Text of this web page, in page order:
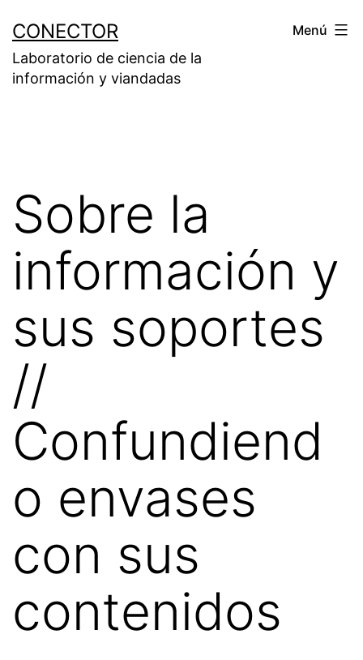
contenido
CONECTOR
Laboratorio de ciencia de la
información y viandadas
Menú
Sobre la
información y
sus soportes
//
Confundiend
o envases
con sus
contenidos